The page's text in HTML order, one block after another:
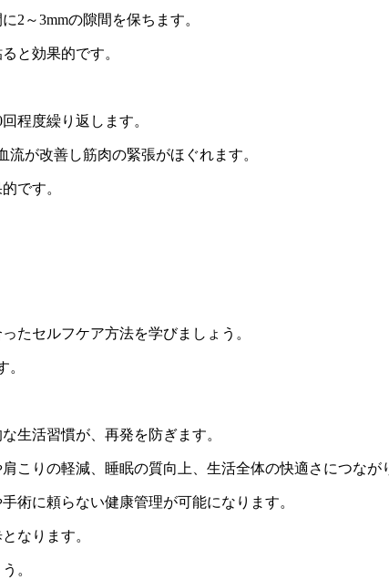
2～3mmの隙間を保ちます。
と効果的です。
程度繰り返します。
が改善し筋肉の緊張がほぐれます。
です。
たセルフケア方法を学びましょう。
。
生活習慣が、再発を防ぎます。
こりの軽減、睡眠の質向上、生活全体の快適さにつなが
術に頼らない健康管理が可能になります。
なります。
。